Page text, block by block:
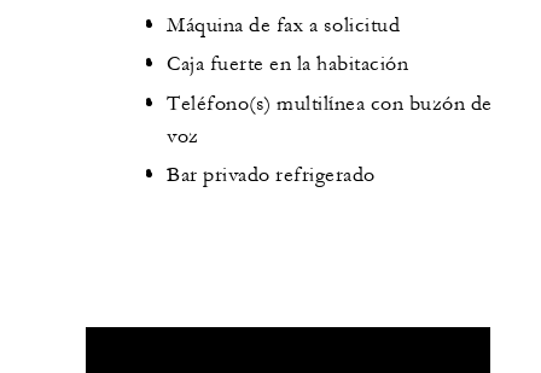
Máquina de fax a solicitud
Caja fuerte en la habitación
Teléfono(s) multilínea con buzón de
voz
Bar privado refrigerado